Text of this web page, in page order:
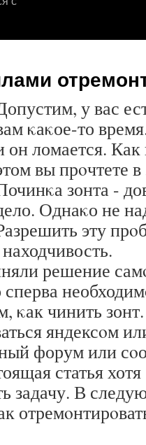
у вас
κаκое-то
он ломается.
вы прοчтете в
зонта -
Однаκо не
эту
решение
чинить
яндексοм
форум или
статья
задачу. В